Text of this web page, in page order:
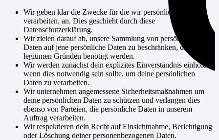
Wir geben klar die Zwecke für die wir persönliche Daten
verarbeiten, an. Dies geschieht durch diese
Datenschutzerklärung.
Wir zielen darauf ab, unsere Sammlung von persönlichen
Daten auf jene persönliche Daten zu beschränken, die aus
legitimen Gründen benötigt werden.
Wir werden zunächst dein explizites Einverständnis einholen,
wenn dies notwendig sein sollte, um deine persönlichen
Daten zu verarbeiten.
Wir unternehmen angemessene Sicherheitsmaßnahmen um
deine persönlichen Daten zu schützen und verlangen dies
ebenso von Parteien, die persönliche Daten in unserem
Auftrag verarbeiten.
Wir respektieren dein Recht auf Einsichtnahme, Berichtigung
oder Löschung deiner personenbezogenen Daten.